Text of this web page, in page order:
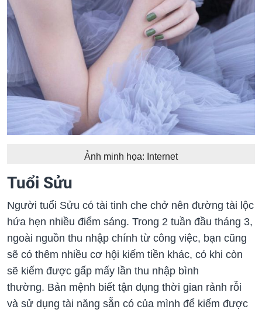
Ảnh minh họa: Internet
Tuổi Sửu
Người tuổi Sửu có tài tinh che chở nên đường tài lộc
hứa hẹn nhiều điểm sáng. Trong 2 tuần đầu tháng 3,
ngoài nguồn thu nhập chính từ công việc, bạn cũng
sẽ có thêm nhiều cơ hội kiếm tiền khác, có khi còn
sẽ kiếm được gấp mấy lần thu nhập bình
thường. Bản mệnh biết tận dụng thời gian rảnh rỗi
và sử dụng tài năng sẵn có của mình để kiếm được